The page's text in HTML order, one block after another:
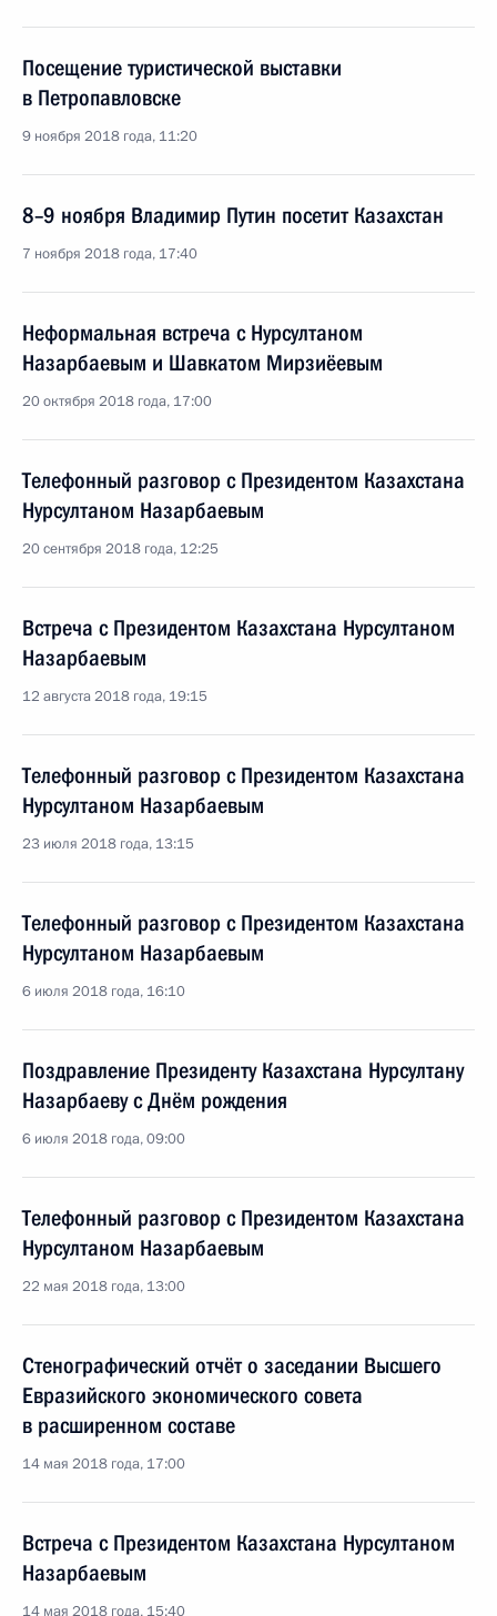
Посещение туристической выставки
в Петропавловске
9 ноября 2018 года, 11:20
8–9 ноября Владимир Путин посетит Казахстан
7 ноября 2018 года, 17:40
Неформальная встреча с Нурсултаном
Назарбаевым и Шавкатом Мирзиёевым
20 октября 2018 года, 17:00
Телефонный разговор с Президентом Казахстана
Нурсултаном Назарбаевым
20 сентября 2018 года, 12:25
Встреча с Президентом Казахстана Нурсултаном
Назарбаевым
12 августа 2018 года, 19:15
Телефонный разговор с Президентом Казахстана
Нурсултаном Назарбаевым
23 июля 2018 года, 13:15
Телефонный разговор с Президентом Казахстана
Нурсултаном Назарбаевым
6 июля 2018 года, 16:10
Поздравление Президенту Казахстана Нурсултану
Назарбаеву с Днём рождения
6 июля 2018 года, 09:00
Телефонный разговор с Президентом Казахстана
Нурсултаном Назарбаевым
22 мая 2018 года, 13:00
Стенографический отчёт о заседании Высшего
Евразийского экономического совета
в расширенном составе
14 мая 2018 года, 17:00
Встреча с Президентом Казахстана Нурсултаном
Назарбаевым
14 мая 2018 года, 15:40